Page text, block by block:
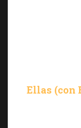
Ellas (con